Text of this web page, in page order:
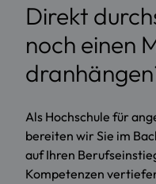
Direkt
noch einen
Als Hochschule für
bereiten wir Sie im
auf Ihren
Kompetenzen